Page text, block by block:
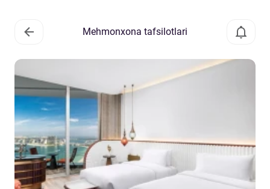
Mehmonxona tafsilotlari